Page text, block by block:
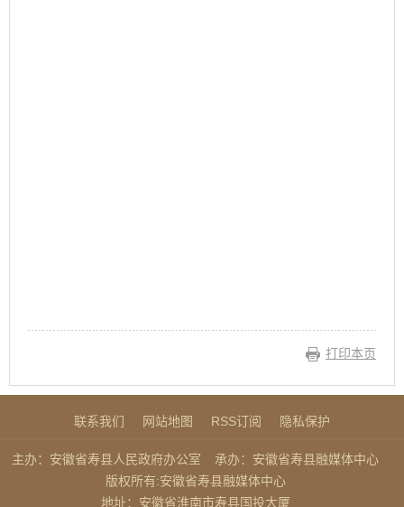
打印本页
联系我们 网站地图 RSS订阅 隐私保护
主办：安徽省寿县人民政府办公室
承办：安徽省寿县融媒体中心
版权所有:安徽省寿县融媒体中心
地址：安徽省淮南市寿县国投大厦